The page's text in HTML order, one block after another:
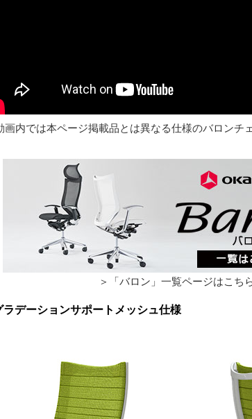
内では本ページ掲載品とは異なる仕様のバロンチ
＞「バロン」一覧ページはこち
デーションサポートメッシュ仕様